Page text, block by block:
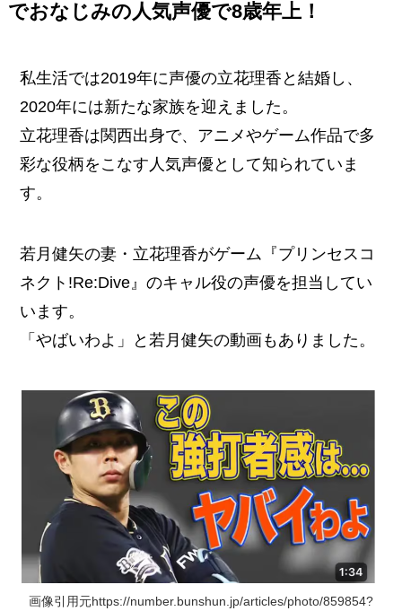
でおなじみの人気声優で8歳年上！
私生活では2019年に声優の立花理香と結婚し、
2020年には新たな家族を迎えました。
立花理香は関西出身で、アニメやゲーム作品で多
彩な役柄をこなす人気声優として知られていま
す。
若月健矢の妻・立花理香がゲーム『プリンセスコ
ネクト!Re:Dive』のキャル役の声優を担当してい
います。
「やばいわよ」と若月健矢の動画もありました。
画像引用元https://number.bunshun.jp/articles/photo/859854?